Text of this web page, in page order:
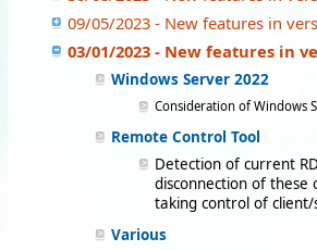
09/05/2023 - New features in
03/01/2023 - New features in
Windows Server 2022
Consideration of Windows
Remote Control Tool
Detection of current
disconnection of these
taking control of
Various